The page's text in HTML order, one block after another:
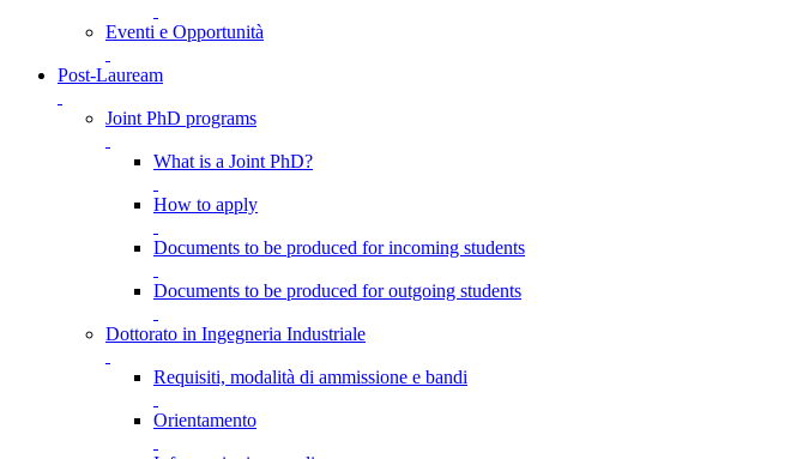
Eventi e Opportunità
Post-Lauream
Joint PhD programs
What is a Joint PhD?
How to apply
Documents to be produced for incoming students
Documents to be produced for outgoing students
Dottorato in Ingegneria Industriale
Requisiti, modalità di ammissione e bandi
Orientamento